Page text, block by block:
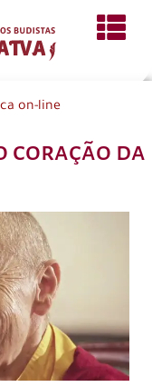
on-line
coração da